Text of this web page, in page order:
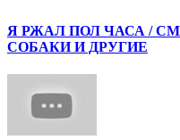
Я РЖАЛ ПОЛ ЧАСА /
СОБАКИ И ДРУГИЕ